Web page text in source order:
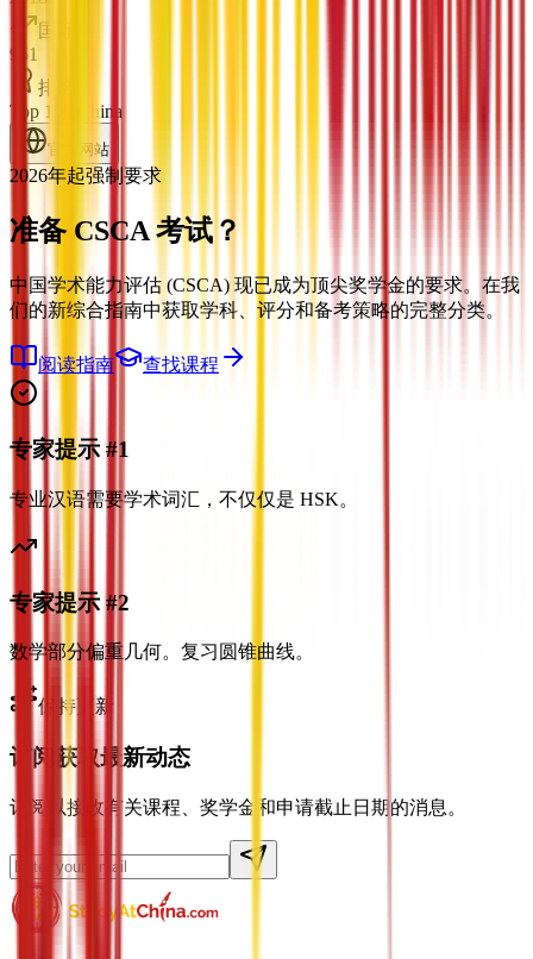
国际
961
排名
Top 100 China
官方网站
2026年起强制要求
准备 CSCA 考试？
中国学术能力评估 (CSCA) 现已成为顶尖奖学金的要求。在我
们的新综合指南中获取学科、评分和备考策略的完整分类。
阅读指南 查找课程
专家提示 #1
专业汉语需要学术词汇，不仅仅是 HSK。
专家提示 #2
数学部分偏重几何。复习圆锥曲线。
保持更新
订阅获取最新动态
订阅以接收有关课程、奖学金和申请截止日期的消息。